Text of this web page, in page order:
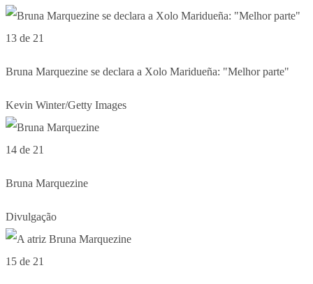
13 de 21
Bruna Marquezine se declara a Xolo Maridueña: "Melhor parte"
Kevin Winter/Getty Images
14 de 21
Bruna Marquezine
Divulgação
15 de 21